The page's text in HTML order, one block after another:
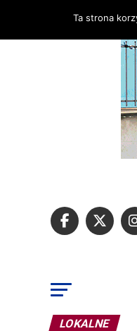
LOKALNE
Ta strona